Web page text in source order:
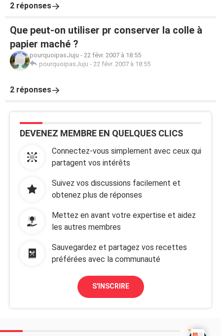
2 réponses
Que peut-on utiliser pr conserver la colle à
papier maché ?
pourquoipasJuju - 22 févr. 2007 à 18:55
pourquoipasJuju - 22 févr. 2007 à 18:55
2 réponses
DEVENEZ MEMBRE EN QUELQUES CLICS
Connectez-vous simplement avec ceux qui
partagent vos intérêts
Suivez vos discussions facilement et
obtenez plus de réponses
Mettez en avant votre expertise et aidez
les autres membres
Sauvegardez et partagez vos recettes
préférées avec la communauté
S'INSCRIRE